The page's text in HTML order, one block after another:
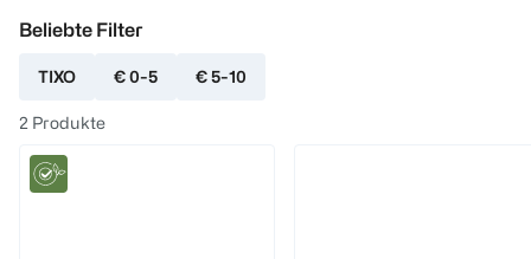
Beliebte Filter
TIXO € 0-5 € 5-10
2 Produkte